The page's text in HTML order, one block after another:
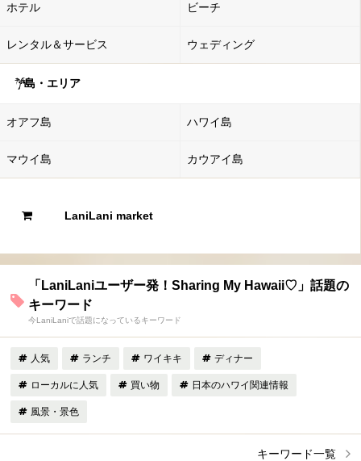
ホテル ビーチ
レンタル＆サービス ウェディング
島・エリア
オアフ島 ハワイ島
マウイ島 カウアイ島
LaniLani market
「LaniLaniユーザー発！Sharing My Hawaii♡」話題の
キーワード
今LaniLaniで話題になっているキーワード
人気 ランチ ワイキキ ディナー
ローカルに人気 買い物 日本のハワイ関連情報
風景・景色
キーワード一覧